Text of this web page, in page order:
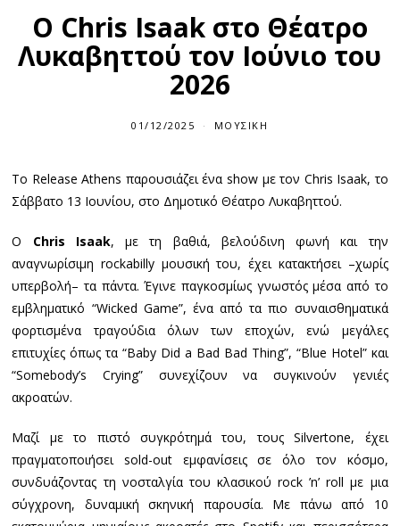
Ο Chris Isaak στο Θέατρο
Λυκαβηττού τον Ιούνιο του
2026
01/12/2025 ΜΟΥΣΙΚΉ
Το Release Athens παρουσιάζει ένα show με τον Chris Isaak, το
Σάββατο 13 Ιουνίου, στο Δημοτικό Θέατρο Λυκαβηττού.
Ο Chris Isaak, με τη βαθιά, βελούδινη φωνή και την
αναγνωρίσιμη rockabilly μουσική του, έχει κατακτήσει –χωρίς
υπερβολή– τα πάντα. Έγινε παγκοσμίως γνωστός μέσα από το
εμβληματικό “Wicked Game”, ένα από τα πιο συναισθηματικά
φορτισμένα τραγούδια όλων των εποχών, ενώ μεγάλες
επιτυχίες όπως τα “Baby Did a Bad Bad Thing”, “Blue Hotel” και
“Somebody’s Crying” συνεχίζουν να συγκινούν γενιές
ακροατών.
Μαζί με το πιστό συγκρότημά του, τους Silvertone, έχει
πραγματοποιήσει sold-out εμφανίσεις σε όλο τον κόσμο,
συνδυάζοντας τη νοσταλγία του κλασικού rock ’n’ roll με μια
σύγχρονη, δυναμική σκηνική παρουσία. Με πάνω από 10